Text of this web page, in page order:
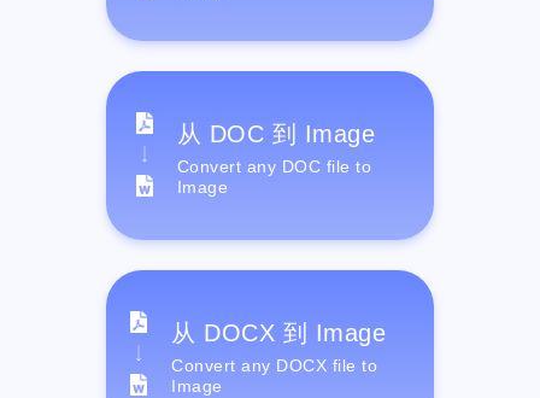
从 DOC 到 Image
Convert any DOC file to
Image
从 DOCX 到 Image
Convert any DOCX file to
Image